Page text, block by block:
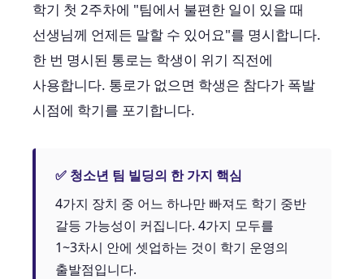
학기 첫 2주차에 "팀에서 불편한 일이 있을 때
선생님께 언제든 말할 수 있어요"를 명시합니다.
한 번 명시된 통로는 학생이 위기 직전에
사용합니다. 통로가 없으면 학생은 참다가 폭발
시점에 학기를 포기합니다.
✅ 청소년 팀 빌딩의 한 가지 핵심
4가지 장치 중 어느 하나만 빠져도 학기 중반
갈등 가능성이 커집니다. 4가지 모두를
1~3차시 안에 셋업하는 것이 학기 운영의
출발점입니다.